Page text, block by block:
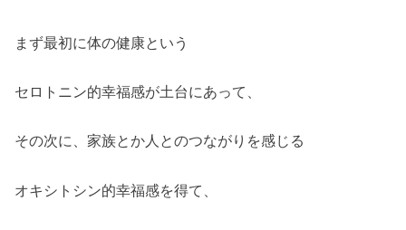
まず最初に体の健康という
セロトニン的幸福感が土台にあって、
その次に、家族とか人とのつながりを感じる
オキシトシン的幸福感を得て、